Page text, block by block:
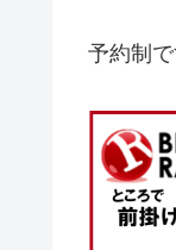
予約制